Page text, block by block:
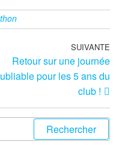
SUIVANTE
Retour sur une journée
pour les 5 ans du
club !